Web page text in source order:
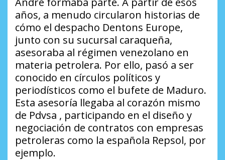
años, a menudo circularon historias de
cómo el despacho Dentons Europe,
junto con su sucursal caraqueña,
asesoraba al régimen venezolano en
materia petrolera. Por ello, pasó a ser
conocido en círculos políticos y
periodísticos como el bufete de Maduro.
Esta asesoría llegaba al corazón mismo
de Pdvsa , participando en el diseño y
negociación de contratos con empresas
petroleras como la española Repsol, por
ejemplo.